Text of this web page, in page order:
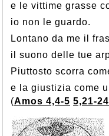
e le vittime grasse
io non le guardo.
Lontano da me il
il suono delle tue
Piuttosto scorra
e la giustizia come
(Amos 4,4-5 5,21-24